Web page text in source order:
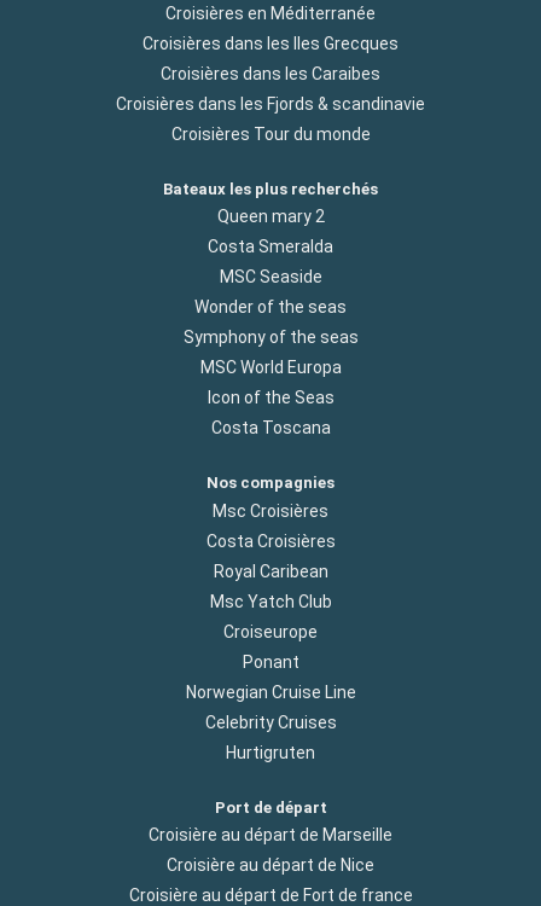
Croisières en Méditerranée
Croisières dans les Iles Grecques
Croisières dans les Caraibes
Croisières dans les Fjords & scandinavie
Croisières Tour du monde
Bateaux les plus recherchés
Queen mary 2
Costa Smeralda
MSC Seaside
Wonder of the seas
Symphony of the seas
MSC World Europa
Icon of the Seas
Costa Toscana
Nos compagnies
Msc Croisières
Costa Croisières
Royal Caribean
Msc Yatch Club
Croiseurope
Ponant
Norwegian Cruise Line
Celebrity Cruises
Hurtigruten
Port de départ
Croisière au départ de Marseille
Croisière au départ de Nice
Croisière au départ de Fort de france